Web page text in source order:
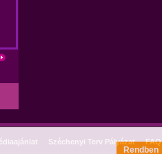
Széchenyi Terv Pályázat FAQ
Rendben